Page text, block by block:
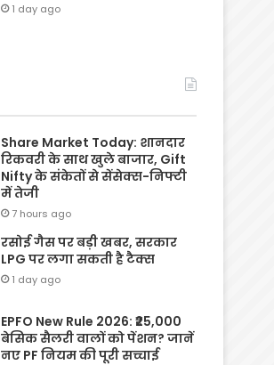
1 day ago
Share Market Today: शानदार
रिकवरी के साथ खुले बाजार, Gift
Nifty के संकेतों से सेंसेक्स-निफ्टी
में तेजी
7 hours ago
रसोई गैस पर बड़ी खबर, सरकार
LPG पर लगा सकती है टैक्स
1 day ago
EPFO New Rule 2026: ₹25,000
बेसिक सैलरी वालों को पेंशन? जानें
नए PF नियम की पूरी सच्चाई